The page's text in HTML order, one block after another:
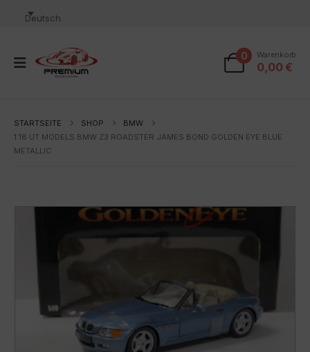
Deutsch
0 Warenkorb
0,00 €
STARTSEITE SHOP
BMW
1:18 UT MODELS BMW Z3 ROADSTER JAMES BOND GOLDEN EYE BLUE
METALLIC